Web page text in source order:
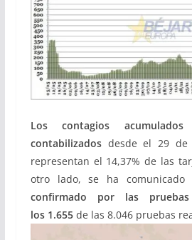
Los contagios
contabilizados desde el 29
representan el 14,37% de las
otro lado, se ha comunicado
confirmado
por las pruebas
los 1.655 de las 8.046 pruebas